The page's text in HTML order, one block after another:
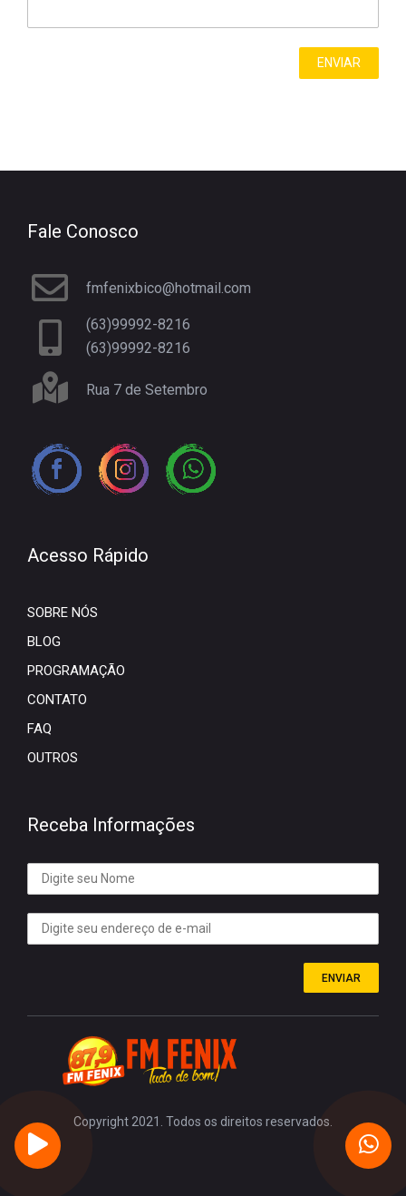
Fale Conosco
fmfenixbico@hotmail.com
(63)99992-8216
(63)99992-8216
Rua 7 de Setembro
Acesso Rápido
SOBRE NÓS
BLOG
PROGRAMAÇÃO
CONTATO
FAQ
OUTROS
Receba Informações
ENVIAR
Copyright 2021. Todos os direitos reservados.